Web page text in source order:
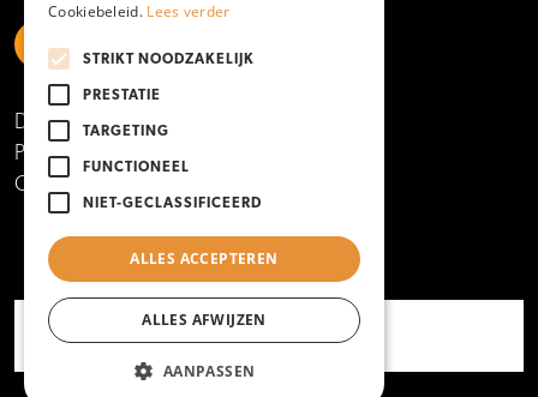
https://www.linkedin.com/school/mboamersfoort
https://www.instagram.com/mboamersfoort/
https://www.facebook.com/MBOAmersfoort
Disclaimer
Privacy- en cookieverklaring
Copyright 2025
Cookiebeleid. Lees verder
STRIKT NOODZAKELIJK
PRESTATIE
TARGETING
FUNCTIONEEL
NIET-GECLASSIFICEERD
ALLES ACCEPTEREN
ALLES AFWIJZEN
AANPASSEN